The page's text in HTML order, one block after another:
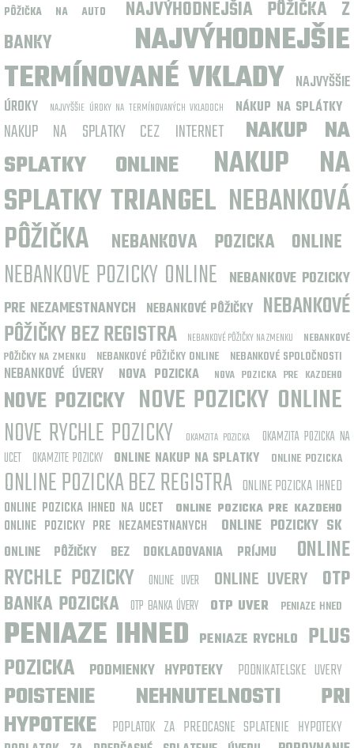
PÔŽIČKA NA AUTO
NAJVÝHODNEJŠIA PÔŽIČKA Z
BANKY
NAJVÝHODNEJŠIE
TERMÍNOVANÉ VKLADY NAJVYŠŠIE
ÚROKY
NAJVYŠŠIE ÚROKY NA TERMÍNOVANÝCH VKLADOCH NÁKUP NA SPLÁTKY
NAKUP NA SPLATKY CEZ INTERNET
NAKUP NA
SPLATKY ONLINE
NAKUP NA
SPLATKY TRIANGEL NEBANKOVÁ
PÔŽIČKA
NEBANKOVA POZICKA ONLINE
NEBANKOVE POZICKY ONLINE NEBANKOVE POZICKY
PRE NEZAMESTNANYCH NEBANKOVÉ PÔŽIČKY NEBANKOVÉ
PÔŽIČKY BEZ REGISTRA
NEBANKOVÉ PÔŽIČKY NA ZMENKU
NEBANKOVÉ
PÔŽIČKY NA ZMENKU
NEBANKOVÉ PÔŽIČKY ONLINE NEBANKOVÉ SPOLOČNOSTI
NEBANKOVÉ ÚVERY NOVA POZICKA NOVA POZICKA PRE KAZDEHO
NOVE POZICKY NOVE POZICKY ONLINE
NOVE RYCHLE POZICKY
OKAMZITA POZICKA
OKAMZITA POZICKA NA
UCET OKAMZITE POZICKY ONLINE NAKUP NA SPLATKY ONLINE POZICKA
ONLINE POZICKA BEZ REGISTRA ONLINE POZICKA IHNED
ONLINE POZICKA IHNED NA UCET ONLINE POZICKA PRE KAZDEHO
ONLINE POZICKY PRE NEZAMESTNANYCH ONLINE POZICKY SK
ONLINE PÔŽIČKY BEZ DOKLADOVANIA PRÍJMU
ONLINE
RYCHLE POZICKY
ONLINE UVER ONLINE UVERY OTP
BANKA POZICKA OTP BANKA ÚVERY OTP UVER PENIAZE HNED
PENIAZE IHNED PENIAZE RYCHLO PLUS
POZICKA
PODMIENKY HYPOTEKY PODNIKATELSKE UVERY
POISTENIE NEHNUTELNOSTI PRI
HYPOTEKE
POPLATOK ZA PREDCASNE SPLATENIE HYPOTEKY